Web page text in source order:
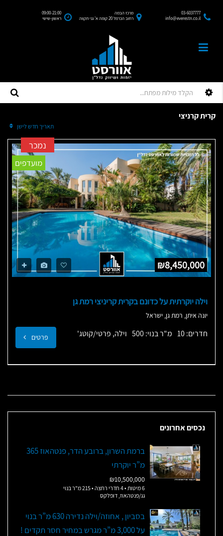
09:00-21:00
ראשון-שישי
מרכז הבמה
רחוב הכרמל 20 קומה א' גני תקווה
03-6037777
info@everestn.co.il
קרית קרניצי
תאריך חדש לישן
מועדפים
נמכר
₪8,450,000
וילה יוקרתית על כדונם בקרית קריניצי רמת גן
יונה איתן, רמת גן, ישראל
חדרים: 10 מ"ר בנוי: 500 וילה, פרטי/קוטג' פרטים
נכסים אחרונים
ברמת השרון, ברובע הדר, פנטהאוז 365
מ”ר יוקרתי
₪10,500,000
6 מיטות • 4 חדרי רחצה • 215 מ"ר בנוי
גג/פנטהאוז, דופלקס
בסביון , אחוזה/וילה נדירה 630 מ”ר בנוי
על 3,000 מ”ר מגרש במחיר חסר תקדים !